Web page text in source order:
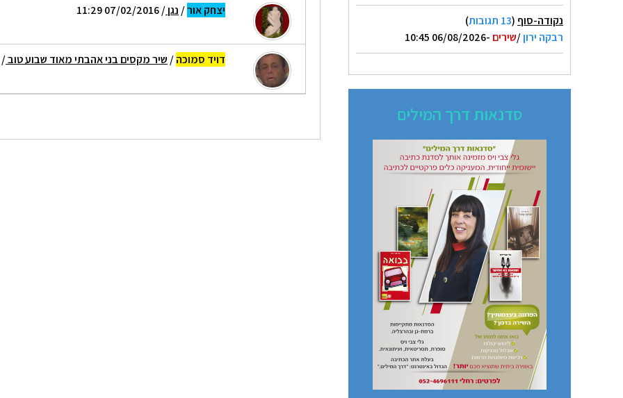
נקודה-סוף (13 תגובות
)
רבקה ירון/שירים -06/08/2026 10:45
סדנאות דרך המילים
יצחק אור/נגן/ 07/02/2016 11:29
דויד סמוכה/שיר מקסים בני אהבתי מאוד שבוע טוב/ 07/02/2016 12:10